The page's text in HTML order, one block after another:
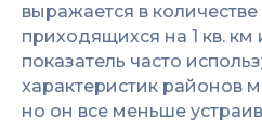
выражается в количестве
приходящихся на 1 кв. км
показатель часто
характеристик районов
но он все меньше